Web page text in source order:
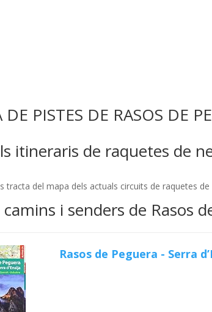
DE PISTES DE RASOS DE
itineraris de raquetes de
tracta del mapa dels actuals circuits de raquetes
i senders de Rasos
Rasos de Peguera - Serra